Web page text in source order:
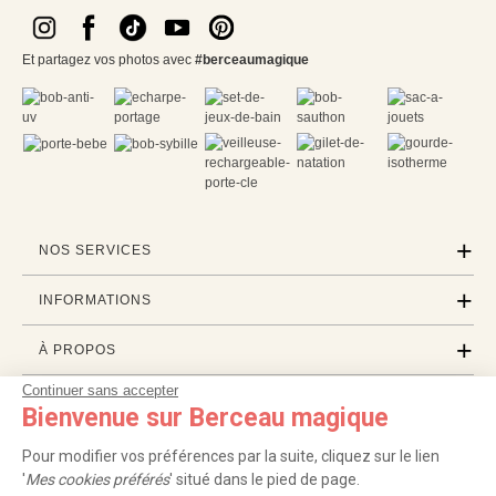
Continuer sans accepter
Bienvenue sur Berceau magique
Pour modifier vos préférences par la suite, cliquez sur le lien
'Mes cookies préférés' situé dans le pied de page.
Et partagez vos photos avec #berceaumagique
NOS SERVICES
INFORMATIONS
À PROPOS
PROFESSIONNELS
LISTES CADEAUX